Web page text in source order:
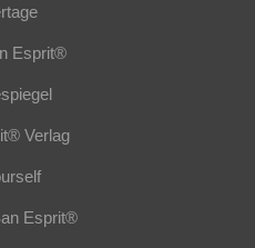
Esprit®
Verlag
Esprit®